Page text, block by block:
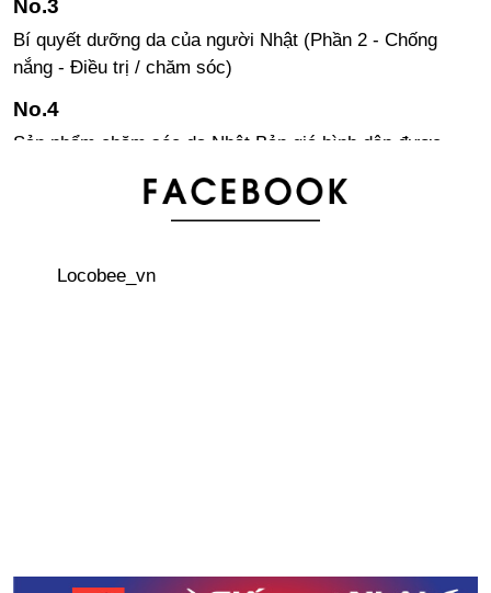
Bí quyết dưỡng da của người Nhật (Phần 2 - Chống
nắng - Điều trị / chăm sóc)
Sản phẩm chăm sóc da Nhật Bản giá bình dân được
Locobee_vn